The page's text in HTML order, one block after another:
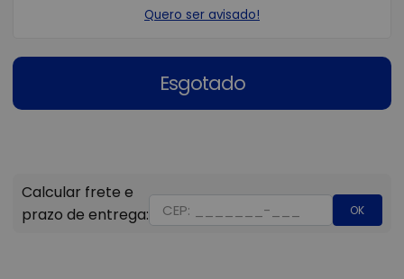
Esgotado
Quero ser avisado!
OK